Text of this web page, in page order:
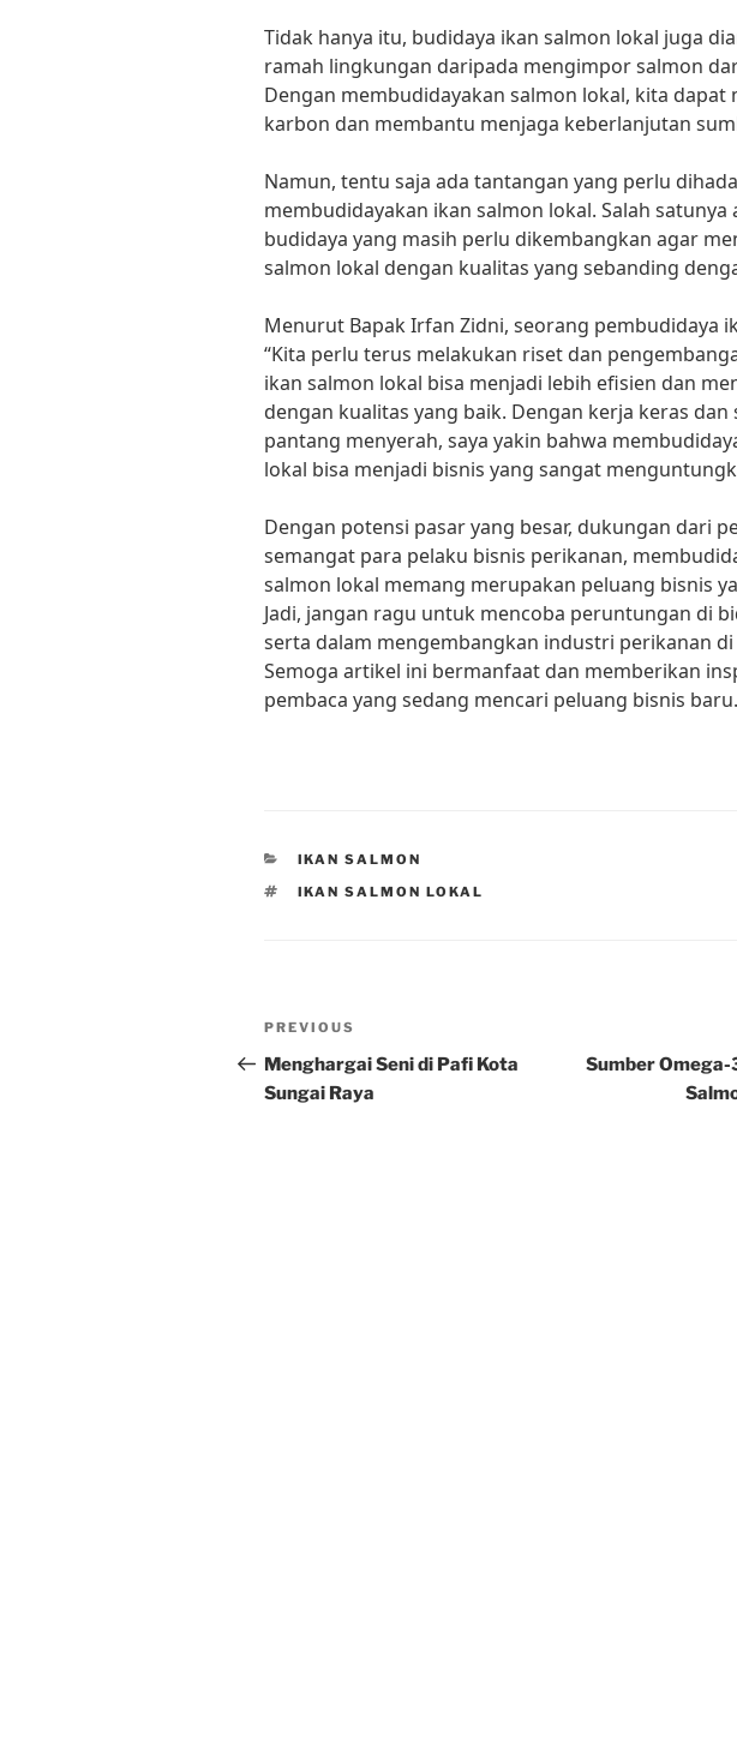
Tidak hanya itu, budidaya ikan salmon lokal juga
ramah lingkungan daripada mengimpor salmon
Dengan membudidayakan salmon lokal, kita dapat
karbon dan membantu menjaga keberlanjutan
Namun, tentu saja ada tantangan yang perlu
membudidayakan ikan salmon lokal. Salah
budidaya yang masih perlu dikembangkan agar
salmon lokal dengan kualitas yang sebanding
Menurut Bapak Irfan Zidni, seorang pembudidaya
“Kita perlu terus melakukan riset dan
ikan salmon lokal bisa menjadi lebih efisien dan
dengan kualitas yang baik. Dengan kerja keras dan
pantang menyerah, saya yakin bahwa
lokal bisa menjadi bisnis yang sangat
Dengan potensi pasar yang besar, dukungan dari
semangat para pelaku bisnis perikanan,
salmon lokal memang merupakan peluang bisnis
Jadi, jangan ragu untuk mencoba peruntungan di
serta dalam mengembangkan industri perikanan di
Semoga artikel ini bermanfaat dan memberikan
pembaca yang sedang mencari peluang bisnis baru.
CATEGORIES
IKAN SALMON
TAGS
IKAN SALMON LOKAL
Post
navigation
Previous
Post
PREVIOUS
Menghargai Seni di Pafi Kota
Sungai Raya
Sumber